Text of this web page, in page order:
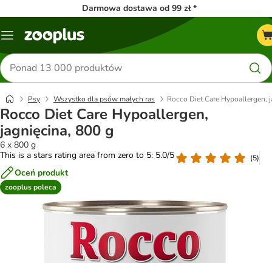
Darmowa dostawa od 99 zł *
Menu
Szukaj
produktów
Psy Wszystko dla psów małych ras Rocco Diet Care Hypoallergen,
Rocco Diet Care Hypoallergen,
jagnięcina, 800 g
6 x 800 g
This is a stars rating area from zero to 5: 5.0/5
(5)
Oceń produkt
zooplus poleca